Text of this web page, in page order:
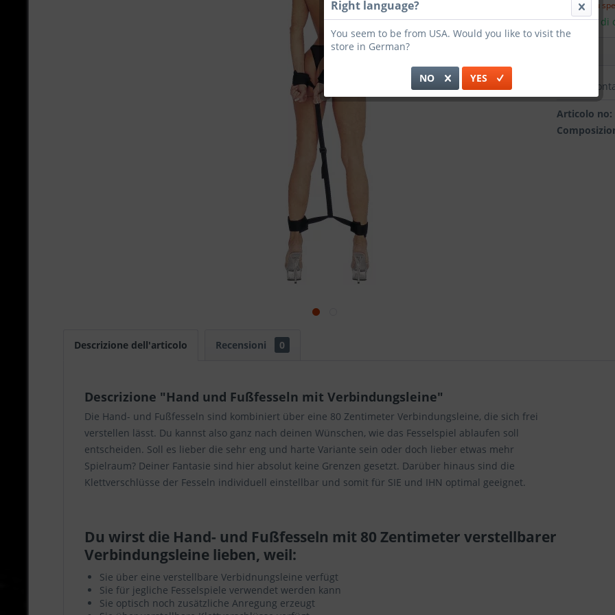
incl. IVA più
Tempi di
Articolo no:
Descrizione dell'articolo Recensioni 0
Descrizione "Hand und Fußfesseln mit Verbindungsleine"
Die Hand- und Fußfesseln sind kombiniert über eine 80 Zentimeter Verbindungsleine, die sich frei
verstellen lässt. Du kannst also ganz nach deinen Wünschen, wie das Fesselspiel ablaufen soll
entscheiden. Soll es lieber die sehr eng und harte Variante sein oder doch lieber etwas mehr
Spielraum? Deiner Fantasie sind hier absolut keine Grenzen gesetzt. Darüber hinaus sind die
Klettverschlüsse der Fesseln individuell einstellbar und somit für SIE und IHN optimal geeignet.
Du wirst die Hand- und Fußfesseln mit 80 Zentimeter verstellbarer
Verbindungsleine lieben, weil:
Sie über eine verstellbare Verbidnungsleine verfügt
Sie für jegliche Fesselspiele verwendet werden kann
Sie optisch noch zusätzliche Anregung erzeugt
Right language?
You seem to be from USA. Would you like to visit the
store in German?
NO YES